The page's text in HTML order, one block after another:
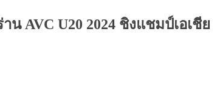
AVC U20 2024 ชิงแชมป์เอเชีย